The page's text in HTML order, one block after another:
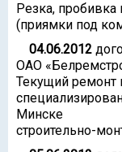
Резка,
(приямки под
04.06.2012
ОАО
Текущий ремонт
Минске
строительно-